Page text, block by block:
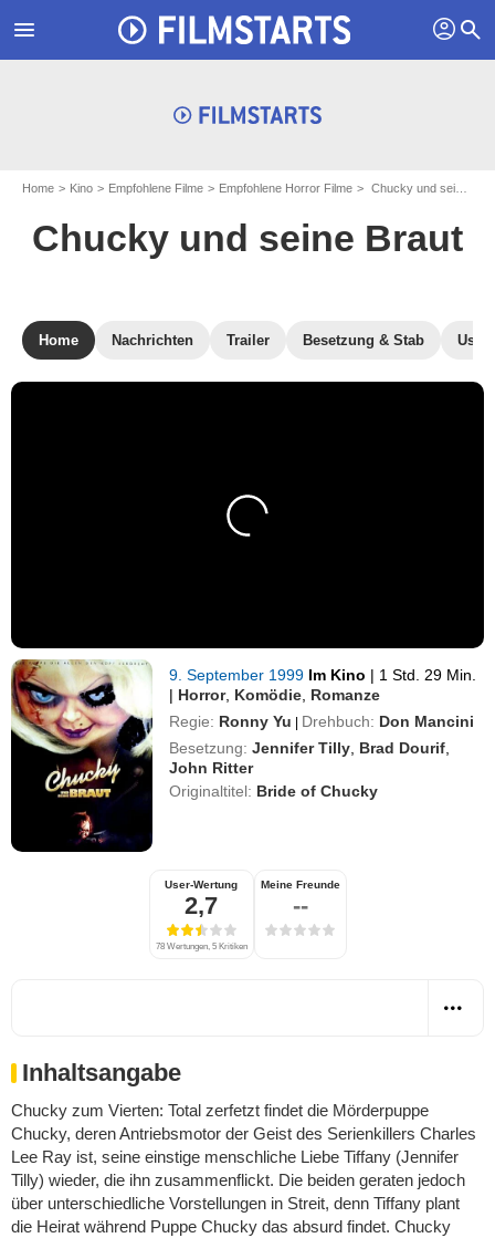
menu profil search
Home Kino Empfohlene Filme Empfohlene Horror Filme Chucky und seine Braut
Chucky und seine Braut
Home Nachrichten Trailer Besetzung & Stab
9. September 1999 Im Kino | 1 Std. 29 Min.
| Horror, Komödie Romanze
Regie: Ronny Yu | Drehbuch: Don Mancini
Besetzung: Jennifer Tilly Brad Dourif
John Ritter
Originaltitel: Bride of Chucky
User-Wertung
2,7
78 Wertungen, 5 Kritiken
Meine Freunde
--
Inhaltsangabe
Chucky zum Vierten: Total zerfetzt findet die Mörderpuppe
Chucky, deren Antriebsmotor der Geist des Serienkillers Charles
Lee Ray ist, seine einstige menschliche Liebe Tiffany (Jennifer
Tilly) wieder, die ihn zusammenflickt. Die beiden geraten jedoch
über unterschiedliche Vorstellungen in Streit, denn Tiffany plant
die Heirat während Puppe Chucky das absurd findet. Chucky